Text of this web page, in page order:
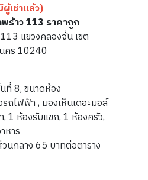
ผู้เช่าแล้ว)
ร้าว 113 ราคาถูก
แขวงคลองจั่น เขต
คร 10240
ที่ 8, ขนาดห้อง
ถไฟฟ้า , มองเห็นเดอะมอล์
1 ห้องรับแขก, 1 ห้องครัว,
หาร
นกลาง 65 บาทต่อตาราง